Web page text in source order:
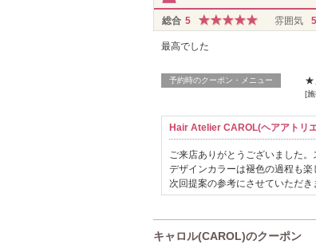
総合 5 雰囲気 5
最高でした
予約時のクーポン・メニュー ★
[
Hair Atelier CAROL(ヘアアトリ
ご来店ありがとうございました。
デザインカラーは褪色の過程も楽
次回提案の参考にさせていただき
キャロル(CAROL)のクーポン